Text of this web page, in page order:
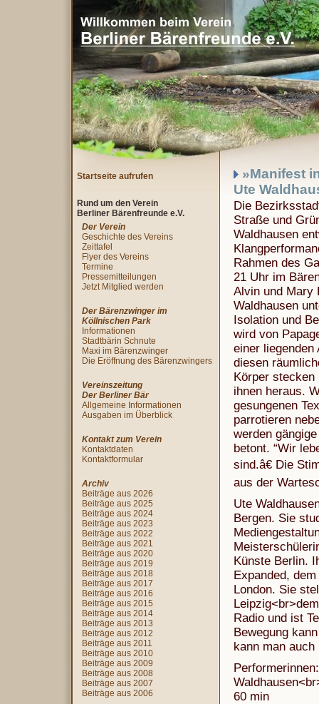
»Manifest
Ute
Die
Straße und
Waldhausen
Rahmen des
21 Uhr im
Alvin und Mary
Waldhausen
Isolation und
wird von
einer liegenden
diesen
Körper stecken
ihnen heraus.
gesungenen
parrotieren
werden
betont. “Wir
sind.â€ Die
aus der
Ute
Bergen. Sie
Künste Berlin.
Expanded,
London. Sie
Radio und ist
Bewegung
kann man auch
60 min
Startseite aufrufen
Rund um den Verein
Berliner Bärenfreunde e.V.
Der Verein
Geschichte des Vereins
Zeittafel
Flyer des Vereins
Termine
Pressemitteilungen
Jetzt Mitglied werden
Der Bärenzwinger im
Köllnischen Park
Informationen
Stadtbärin Schnute
Maxi im Bärenzwinger
Die Eröffnung des Bärenzwingers
Vereinszeitung
Der Berliner Bär
Allgemeine Informationen
Ausgaben im Überblick
Kontakt zum Verein
Kontaktdaten
Kontaktformular
Archiv
Beiträge aus 2026
Beiträge aus 2025
Beiträge aus 2024
Beiträge aus 2023
Beiträge aus 2022
Beiträge aus 2021
Beiträge aus 2020
Beiträge aus 2019
Beiträge aus 2018
Beiträge aus 2017
Beiträge aus 2016
Beiträge aus 2015
Beiträge aus 2014
Beiträge aus 2013
Beiträge aus 2012
Beiträge aus 2011
Beiträge aus 2010
Beiträge aus 2009
Beiträge aus 2008
Beiträge aus 2007
Beiträge aus 2006